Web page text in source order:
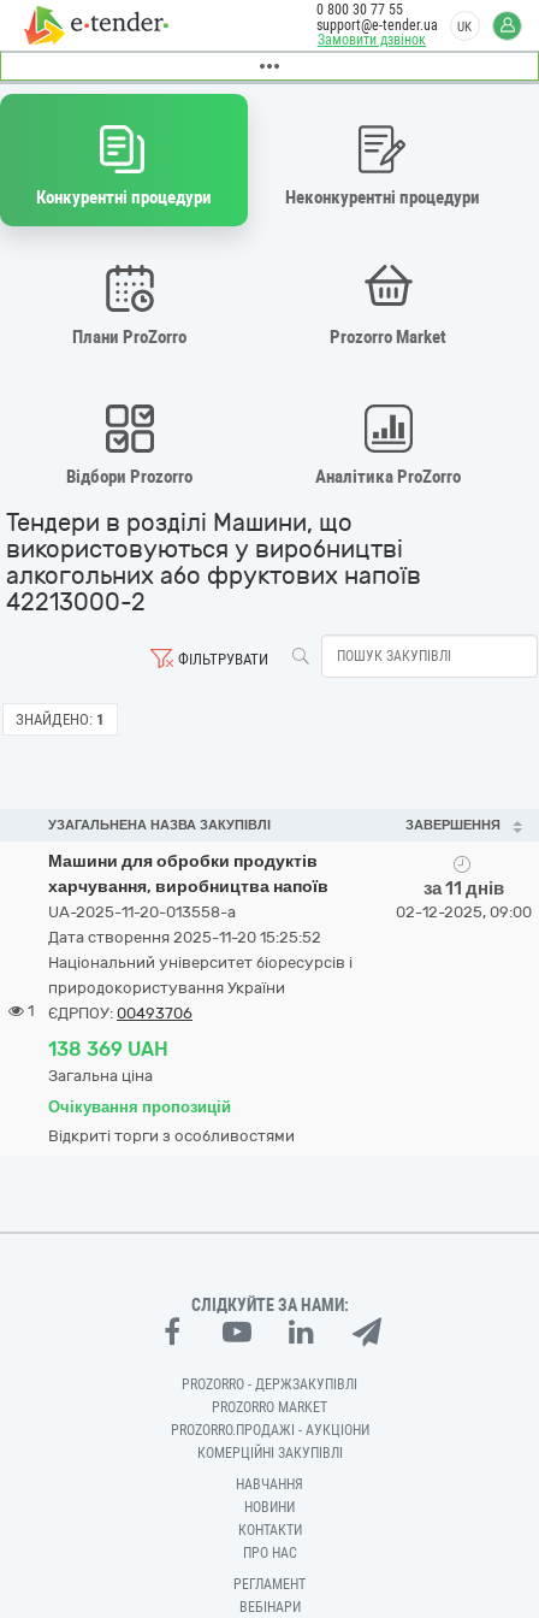
Замовити дзвінок
0 800 30 77 55
support@e-tender.ua
UK
Конкурентні процедури Неконкурентні процедури
Плани ProZorro Prozorro Market
Відбори Prozorro Аналітика ProZorro
Тендери в розділі Машини, що
використовуються у виробництві
алкогольних або фруктових напоїв
42213000-2
ФІЛЬТРУВАТИ
ЗНАЙДЕНО: 1
УЗАГАЛЬНЕНА НАЗВА ЗАКУПІВЛІ ЗАВЕРШЕННЯ
1
Машини для обробки продуктів
харчування, виробництва напоїв
UA-2025-11-20-013558-a
Дата створення 2025-11-20 15:25:52
Національний університет біоресурсів і
природокористування України
ЄДРПОУ: 00493706
138 369 UAH
Загальна ціна
Очікування пропозицій
Відкриті торги з особливостями
за 11 днів
02-12-2025, 09:00
СЛІДКУЙТЕ ЗА НАМИ:
PROZORRO - ДЕРЖЗАКУПІВЛІ
PROZORRO MARKET
PROZORRO.ПРОДАЖІ - АУКЦІОНИ
КОМЕРЦІЙНІ ЗАКУПІВЛІ
НАВЧАННЯ
НОВИНИ
КОНТАКТИ
ПРО НАС
РЕГЛАМЕНТ
ВЕБІНАРИ